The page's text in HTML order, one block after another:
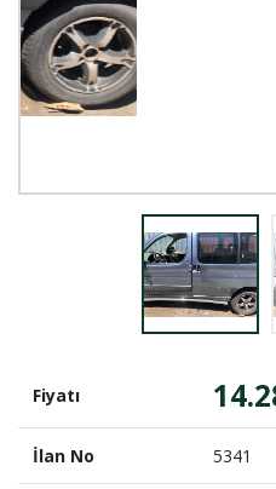
Fiyatı
İlan No 5341